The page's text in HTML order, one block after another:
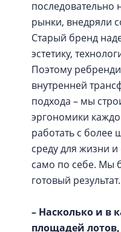
последовательно
рынки, внедряли
Старый бренд
эстетику,
Поэтому
внутренней
подхода – мы
эргономики
работать с более
среду для жизни
само по себе. Мы
готовый результат.
– Насколько и в
площадей